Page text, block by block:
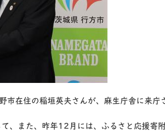
在住の稲垣英夫さんが、麻生庁舎に来庁
、また、昨年12月には、ふるさと応援寄